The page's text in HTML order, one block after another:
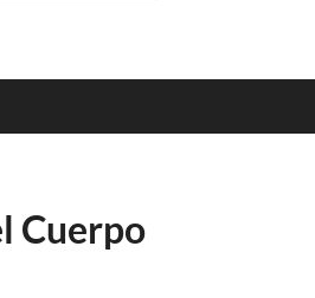
Cuerpo